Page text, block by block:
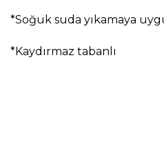
*Soğuk suda yıkamaya
*Kaydırmaz tabanlı